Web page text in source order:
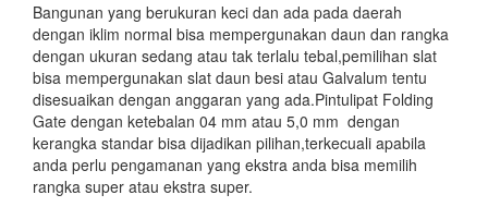
Bangunan yang berukuran keci dan ada pada daerah
dengan iklim normal bisa mempergunakan daun dan rangka
dengan ukuran sedang atau tak terlalu tebal,pemilihan slat
bisa mempergunakan slat daun besi atau Galvalum tentu
disesuaikan dengan anggaran yang ada.Pintulipat Folding
Gate dengan ketebalan 04 mm atau 5,0 mm dengan
kerangka standar bisa dijadikan pilihan,terkecuali apabila
anda perlu pengamanan yang ekstra anda bisa memilih
rangka super atau ekstra super.